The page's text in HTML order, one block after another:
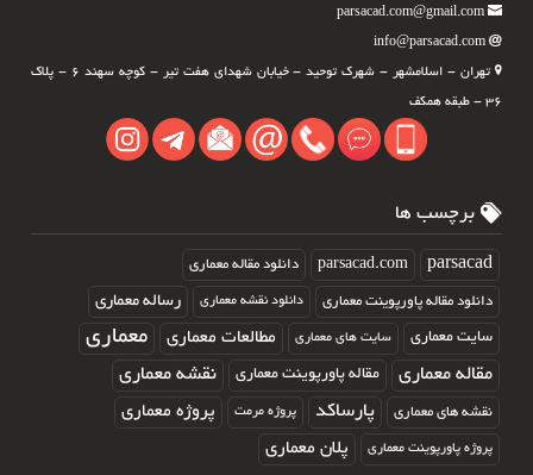
parsacad.com@gmail.com
info@parsacad.com
تهران - اسلامشهر - شهرک توحید - خیابان شهدای هفت تیر - کوچه سهند ۶ - پلاک
۳۶ - طبقه همکف
برچسب ها
parsacad
parsacad.com دانلود مقاله معماری
دانلود مقاله پاورپوینت معماری دانلود نقشه معماری رساله معماری
سایت معماری سایت های معماری مطالعات معماری معماری
مقاله معماری مقاله پاورپوینت معماری نقشه معماری
نقشه های معماری پارساکد پروژه مرمت پروژه معماری
پروژه پاورپوینت معماری پلان معماری